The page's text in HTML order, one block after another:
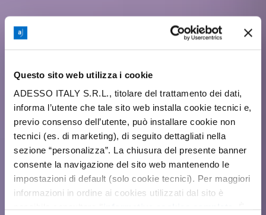
Questo sito web utilizza i cookie
ADESSO ITALY S.R.L., titolare del trattamento dei dati,
informa l’utente che tale sito web installa cookie tecnici e,
previo consenso dell’utente, può installare cookie non
tecnici (es. di marketing), di seguito dettagliati nella
sezione “personalizza”. La chiusura del presente banner
consente la navigazione del sito web mantenendo le
impostazioni di default (solo cookie tecnici). Per maggiori
informazioni in ordine ai cookies utilizzati dal sito è